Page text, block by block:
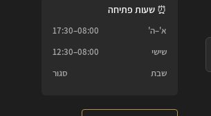
⏰ שעות פתיחה
א'–ה'
08:00–17:30
שישי
08:00–12:30
שבת
סגור